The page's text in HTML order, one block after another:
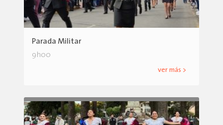
Parada Militar
9h00
ver más >